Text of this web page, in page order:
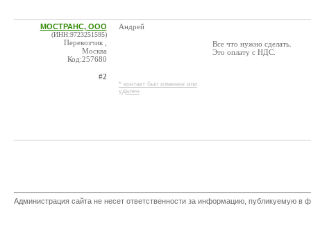
МОСТРАНС, ООО
(ИНН:9723251595)
Перевозчик ,
Москва
Код:257680
#2
Андрей
* контакт был изменен или
удален
Все что нужно сделать.
Это оплату с НДС.
Администрация сайта не несет ответственности за информацию, публикуемую